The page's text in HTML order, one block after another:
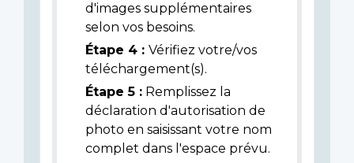
d'images supplémentaires
selon vos besoins.
Étape 4 : Vérifiez votre/vos
téléchargement(s).
Étape 5 : Remplissez la
déclaration d'autorisation de
photo en saisissant votre nom
complet dans l'espace prévu.